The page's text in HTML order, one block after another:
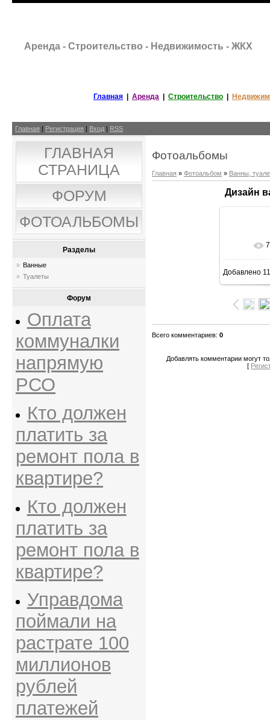
Аренда - Строительство - Недвижимость - ЖКХ
Главная Аренда Строительство
Главная Регистрация Вход RSS
ГЛАВНАЯ
СТРАНИЦА
ФОРУМ
ФОТОАЛЬБОМЫ
Разделы
Ванные
Туалеты
Форум
Оплата
коммуналки
напрямую
РСО
Кто должен
платить за
ремонт пола в
квартире?
Кто должен
платить за
ремонт пола в
квартире?
Управдома
поймали на
растрате 100
миллионов
рублей
платежей
Фотоальбомы
Главная » Фотоальбом » Ванны,
Дизайн
В
Добавлено
Всего комментариев: 0
Добавлять комментарии могут
[